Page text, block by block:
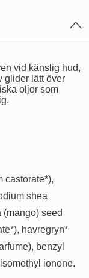
vid känslig hud,
glider lätt över
oljor som
castorate*),
shea
(mango) seed
havregryn*
benzyl
ionone.